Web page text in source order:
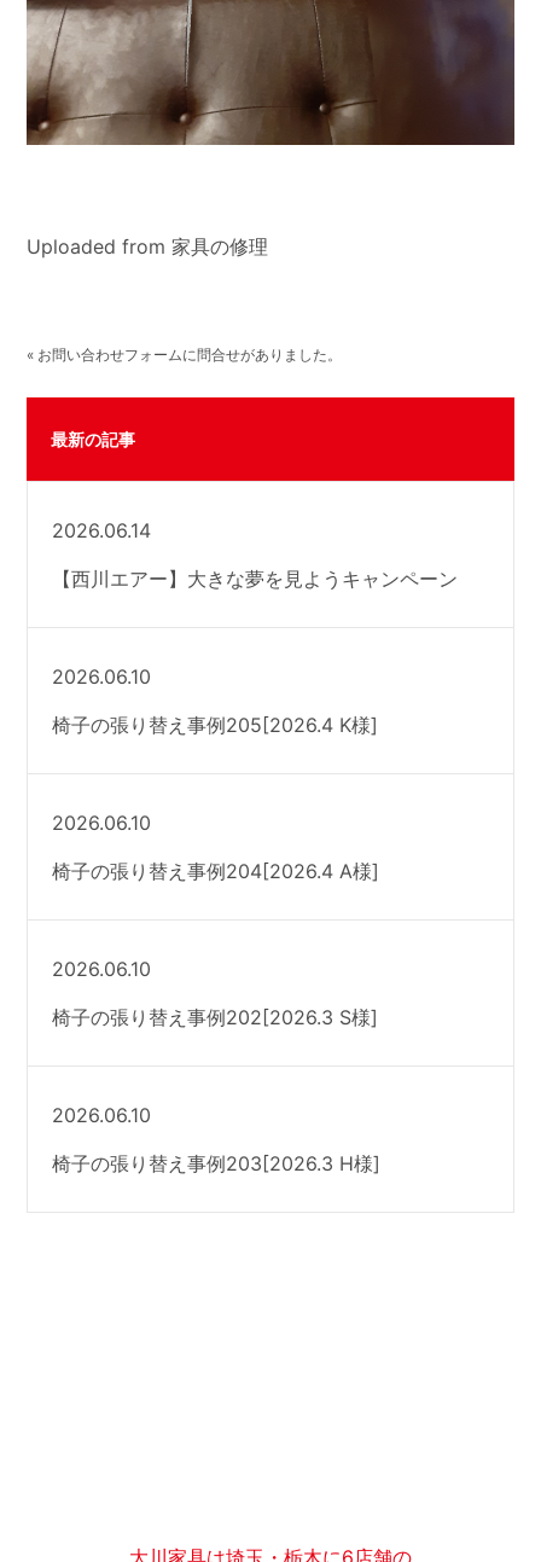
Uploaded from 家具の修理
« お問い合わせフォームに問合せがありました。
最新の記事
2026.06.14
【西川エアー】大きな夢を見ようキャンペーン
2026.06.10
椅子の張り替え事例205[2026.4 K様]
2026.06.10
椅子の張り替え事例204[2026.4 A様]
2026.06.10
椅子の張り替え事例202[2026.3 S様]
2026.06.10
椅子の張り替え事例203[2026.3 H様]